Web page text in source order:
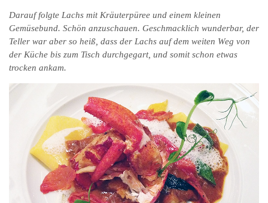
Darauf folgte Lachs mit Kräuterpüree und einem kleinen
Gemüsebund. Schön anzuschauen. Geschmacklich wunderbar, der
Teller war aber so heiß, dass der Lachs auf dem weiten Weg von
der Küche bis zum Tisch durchgegart, und somit schon etwas
trocken ankam.